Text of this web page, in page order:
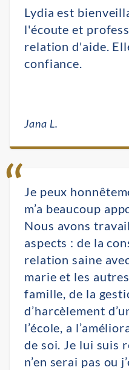
Lydia est
l'écoute et
relation d'aide.
confiance.
Jana L.
Je peux
m’a beaucoup
Nous avons
aspects : de la
relation saine
marie et les
famille, de la
d’harcèlement
l’école, a
de soi. Je lui suis
n’en serai pas ou